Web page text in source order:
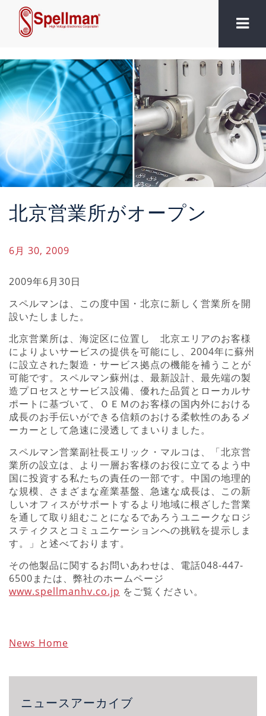
北京営業所がオープン
6月 30, 2009
2009年6月30日
スペルマンは、この度中国・北京に新しく営業所を開
設いたしました。
北京営業所は、海淀区に位置し 北京エリアのお客様
によりよいサービスの提供を可能にし、2004年に蘇州
に設立された製造・サービス拠点の機能を補うことが
可能です。スペルマン蘇州は、最新設計、最先端の製
造プロセスとサービス設備、優れた品質とローカルサ
ポートに基づいて、ＯＥＭのお客様の国内外における
成長のお手伝いができる信頼のおける柔軟性のあるメ
ーカーとして急速に浸透してまいりました。
スペルマン営業副社長エリック・マルコは、「北京営
業所の設立は、より一層お客様のお役に立てるよう中
国に投資する私たちの責任の一部です。中国の地理的
な規模、さまざまな産業基盤、急速な成長は、この新
しいオフィスがサポートするより地域に根ざした営業
を通して取り組むことになるであろうユニークなロジ
スティクスとコミュニケーションへの挑戦を提示しま
す。」と述べております。
その他製品に関するお問いあわせは、電話048-447-
6500または、弊社のホームページ
www.spellmanhv.co.jp をご覧ください。
News Home
ニュースアーカイブ